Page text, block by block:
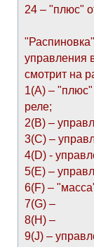
24 – "плюс"
управления
смотрит на
1(А) – "плюс"
реле;
2(В) –
3(С) –
4(D) -
5(E) –
6(F) –
7(G) –
8(H) –
9(J) –